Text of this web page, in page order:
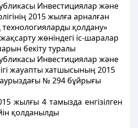
Инвестициялар және
2015 жылға арналған
қолдану»
жөніндегі іс-шаралар
бекіту туралы
Инвестициялар және
жауапты хатшысының 2015
№ 294 бұйрығы
жылғы 4 тамызда енгізілген
қолданылды